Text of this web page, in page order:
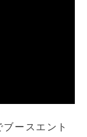
ースエント